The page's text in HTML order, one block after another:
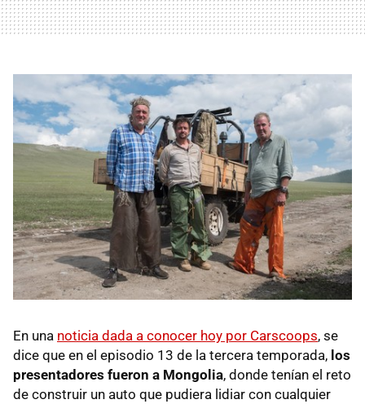
En una noticia dada a conocer hoy por Carscoops, se
dice que en el episodio 13 de la tercera temporada, los
presentadores fueron a Mongolia, donde tenían el reto
de construir un auto que pudiera lidiar con cualquier